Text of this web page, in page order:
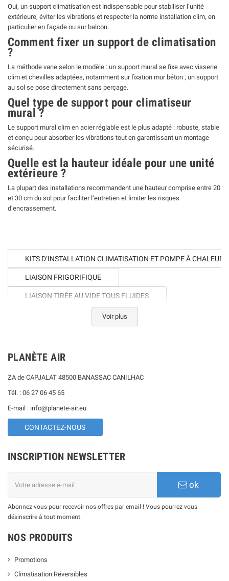
Oui, un support climatisation est indispensable pour stabiliser l’unité
extérieure, éviter les vibrations et respecter la norme installation clim, en
particulier en façade ou sur balcon.
Comment fixer un support de climatisation
?
La méthode varie selon le modèle : un support mural se fixe avec visserie
clim et chevilles adaptées, notamment sur fixation mur béton ; un support
au sol se pose directement sans perçage.
Quel type de support pour climatiseur
mural ?
Le support mural clim en acier réglable est le plus adapté : robuste, stable
et conçu pour absorber les vibrations tout en garantissant un montage
sécurisé.
Quelle est la hauteur idéale pour une unité
extérieure ?
La plupart des installations recommandent une hauteur comprise entre 20
et 30 cm du sol pour faciliter l’entretien et limiter les risques
d’encrassement.
KITS D’INSTALLATION CLIMATISATION ET POMPE À CHALEUR
LIAISON FRIGORIFIQUE
LIAISON TIRÉE AU VIDE TOUS FLUIDES
POMPE DE RELEVAGE CLIMATISATION
DISJONCTEUR CLIMATISATION ET POMPE À CHALEUR
Voir plus
PLANÈTE AIR
ZA de CAPJALAT 48500 BANASSAC CANILHAC
Tél. : 06 27 06 45 65
E-mail : info@planete-air.eu
CONTACTEZ-NOUS
INSCRIPTION NEWSLETTER
ok
Abonnez-vous pour recevoir nos offres par email ! Vous pourrez vous
désinscrire à tout moment.
NOS PRODUITS
Promotions
Climatisation Réversibles